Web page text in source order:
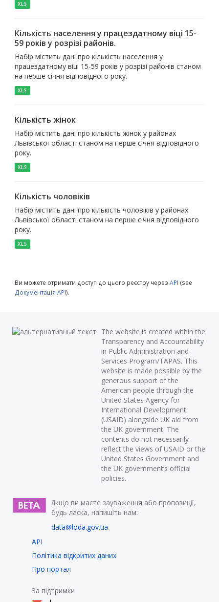
XLS
Кількість населення у працездатному віці 15-
59 років у розрізі районів.
Набір містить дані про кількість населення у
працездатному віці 15-59 років у розрізі районів станом
на перше січня відповідного року.
XLS
Кількість жінок
Набір містить дані про кількість жінок у районах
Львівської області станом на перше січня відповідного
року.
XLS
Кількість чоловіків
Набір містить дані про кількість чоловіків у районах
Львівської області станом на перше січня відповідного
року.
XLS
Ви можете отримати доступ до цього реєстру через API (see
Документація API).
The website is created within the
Transparency and Accountability
in Public Administration and
Services Program/TAPAS. This
website is made possible by the
generous support of the
American people through the
United States Agency for
International Development
(USAID) alongside UK aid from
the UK government. The
contents do not necessarily
reflect the views of USAID or the
United States Government and
the UK government’s official
policies.
Якщо ви маєте зауваження або пропозиції,
будь ласка, напишіть нам:
data@loda.gov.ua
API
Політика відкритих даних
Про портал
За підтримки